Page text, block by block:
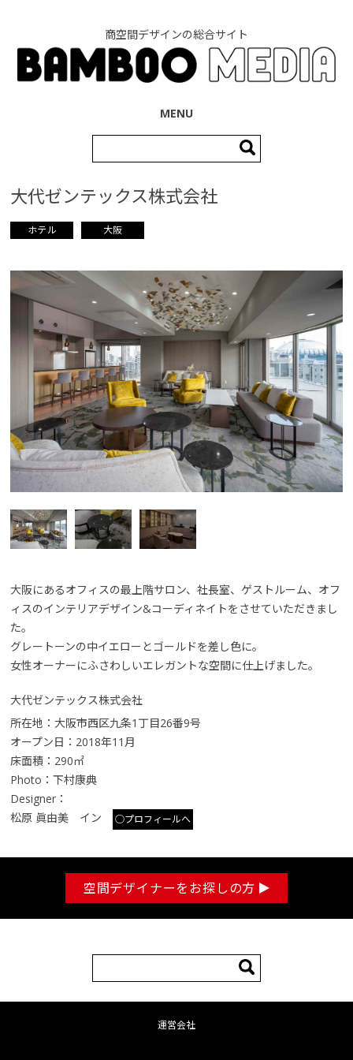
商空間デザインの総合サイト
MENU
索:
大代ゼンテックス株式会社
ホテル 大阪
大阪にあるオフィスの最上階サロン、社長室、ゲストルーム、オフ
ィスのインテリアデザイン&コーディネイトをさせていただきまし
た。
グレートーンの中イエローとゴールドを差し色に。
女性オーナーにふさわしいエレガントな空間に仕上げました。
大代ゼンテックス株式会社
所在地：大阪市西区九条1丁目26番9号
オープン日：2018年11月
床面積：290㎡
Photo：下村康典
Designer：
松原 眞由美 イン
○プロフィールへ
空間デザイナーをお探しの方
索:
運営会社